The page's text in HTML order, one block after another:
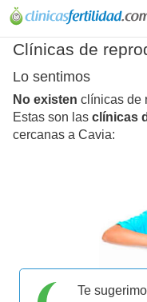
Clínicas de
Lo sentimos
No existen clínicas de
Estas son las clínicas
cercanas a Cavia:
Te